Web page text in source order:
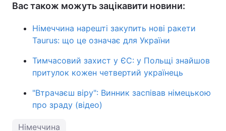
Вас також можуть зацікавити новини:
Німеччина нарешті закупить нові ракети
Taurus: що це означає для України
Тимчасовий захист у ЄС: у Польщі знайшов
притулок кожен четвертий українець
"Втрачаєш віру": Винник заспівав німецькою
про зраду (відео)
Німеччина